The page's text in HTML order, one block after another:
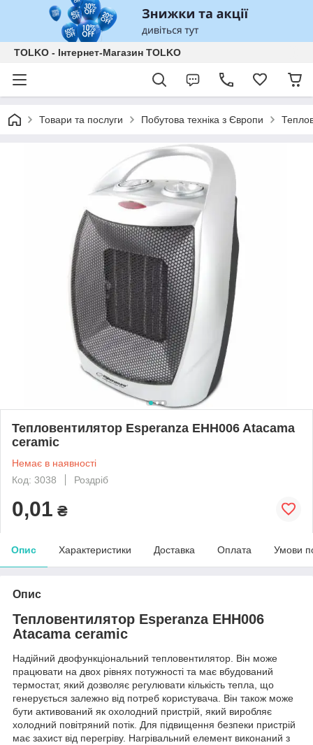
TOLKO - Інтернет-Магазин TOLKO
Товари та послуги Побутова техніка з Європи
Тепловентилятор Esperanza EHH006 Atacama
ceramic
Немає в наявності
Код: 3038
Роздріб
0,01 ₴
Опис Характеристики Доставка Оплата Умови
Опис
Тепловентилятор Esperanza EHH006
Atacama ceramic
Надійний двофункціональний тепловентилятор. Він може
працювати на двох рівнях потужності та має вбудований
термостат, який дозволяє регулювати кількість тепла, що
генерується залежно від потреб користувача. Він також може
бути активований як охолодний пристрій, який виробляє
холодний повітряний потік. Для підвищення безпеки пристрій
має захист від перегріву. Нагрівальний елемент виконаний з